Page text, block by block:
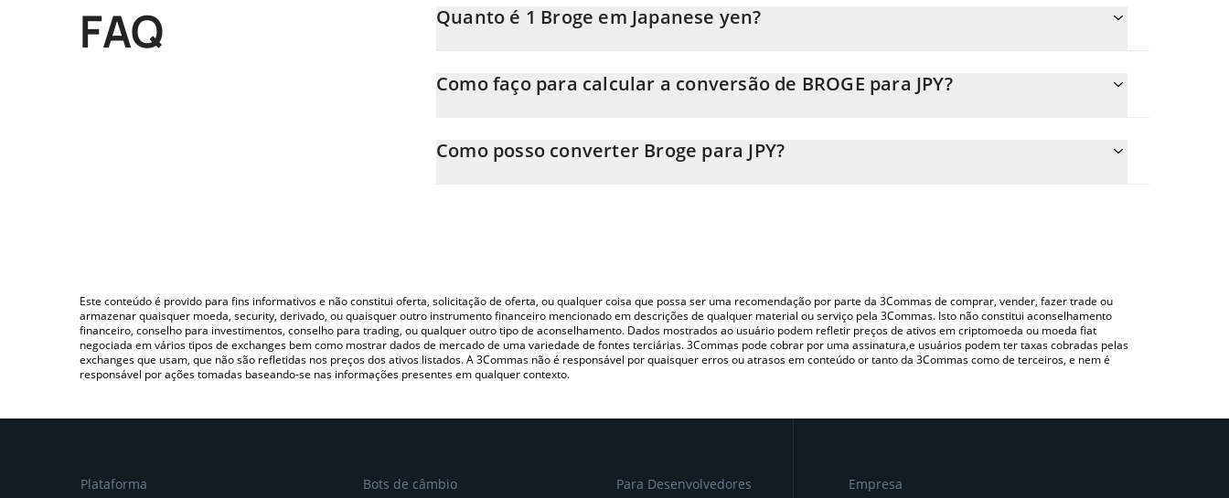
FAQ Quanto é 1 Broge em Japanese yen?
Neste momento, 1 Broge equivale a 1.063e-8 JPY
Como faço para calcular a conversão de BROGE para JPY?
inserindo a quantidade de Broge no campo correspondente e converterá automaticamente o valor em Japanese yen
Como posso converter Broge para JPY?
Este conteúdo é provido para fins informativos e não constitui oferta, solicitação de oferta, ou qualquer coisa que possa ser uma recomendação por parte da 3Commas de comprar, vender, fazer trade ou
armazenar quaisquer moeda, security, derivado, ou quaisquer outro instrumento financeiro mencionado em descrições de qualquer material ou serviço pela 3Commas. Isto não constitui aconselhamento
financeiro, conselho para investimentos, conselho para trading, ou qualquer outro tipo de aconselhamento. Dados mostrados ao usuário podem refletir preços de ativos em criptomoeda ou moeda fiat
negociada em vários tipos de exchanges bem como mostrar dados de mercado de uma variedade de fontes terciárias. 3Commas pode cobrar por uma assinatura,e usuários podem ter taxas cobradas pelas
exchanges que usam, que não são refletidas nos preços dos ativos listados. A 3Commas não é responsável por quaisquer erros ou atrasos em conteúdo or tanto da 3Commas como de terceiros, e nem é
responsável por ações tomadas baseando-se nas informações presentes em qualquer contexto.
Plataforma Bots de câmbio Para Desenvolvedores Empresa